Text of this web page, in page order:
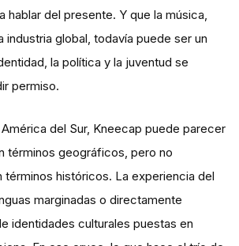
hablar del presente. Y que la música,
industria global, todavía puede ser un
la política y la juventud se
permiso.
del Sur, Kneecap puede parecer
términos geográficos, pero no
términos históricos. La experiencia del
marginadas o directamente
identidades culturales puestas en